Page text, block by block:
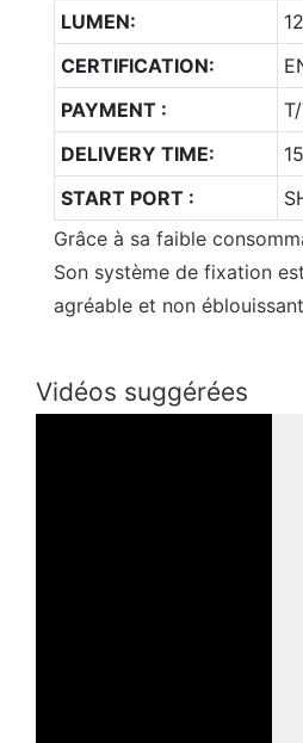
LUMEN:
CERTIFICATION:
PAYMENT :
DELIVERY TIME:
START PORT :
Grâce à sa faible
Son système de fixation
agréable et non
Vidéos suggérées